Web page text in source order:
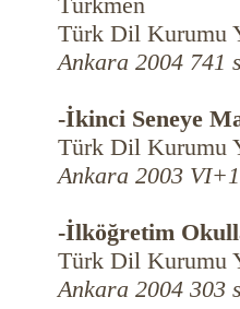
Türk Dil Kurumu
Ankara 2004 741
-İkinci Seneye
Türk Dil Kurumu
Ankara 2003
-İlköğretim
Türk Dil Kurumu
Ankara 2004 303